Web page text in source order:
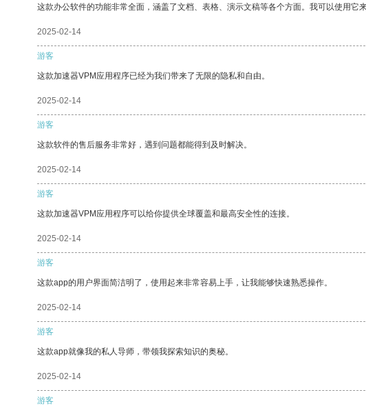
这款办公软件的功能非常全面，涵盖了文档、表格、演示文稿等各个方面。我可以使用它
2025-02-14
游客
这款加速器VPM应用程序已经为我们带来了无限的隐私和自由。
2025-02-14
游客
这款软件的售后服务非常好，遇到问题都能得到及时解决。
2025-02-14
游客
这款加速器VPM应用程序可以给你提供全球覆盖和最高安全性的连接。
2025-02-14
游客
这款app的用户界面简洁明了，使用起来非常容易上手，让我能够快速熟悉操作。
2025-02-14
游客
这款app就像我的私人导师，带领我探索知识的奥秘。
2025-02-14
游客